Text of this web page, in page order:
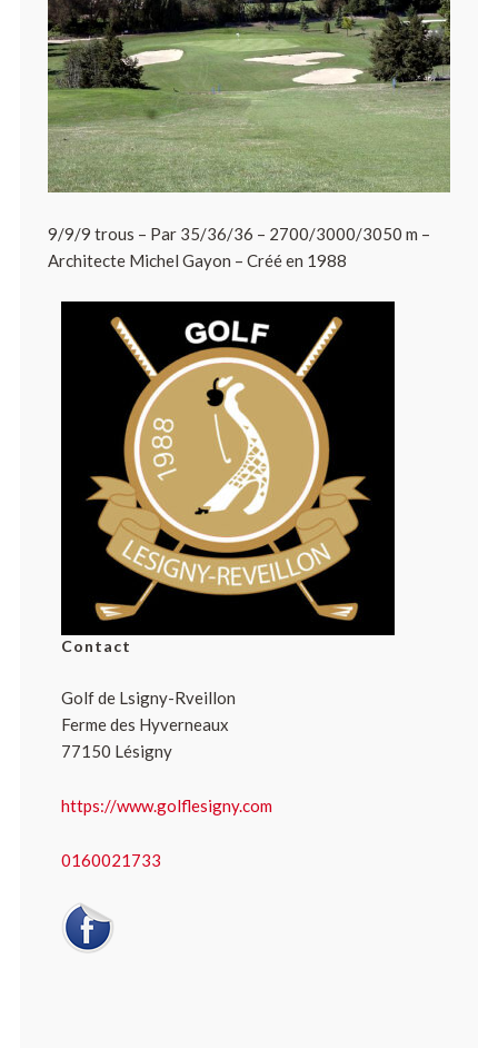
9/9/9 trous – Par 35/36/36 – 2700/3000/3050 m –
Architecte Michel Gayon – Créé en 1988
Contact
Golf de Lsigny-Rveillon
Ferme des Hyverneaux
77150 Lésigny
https://www.golflesigny.com
0160021733